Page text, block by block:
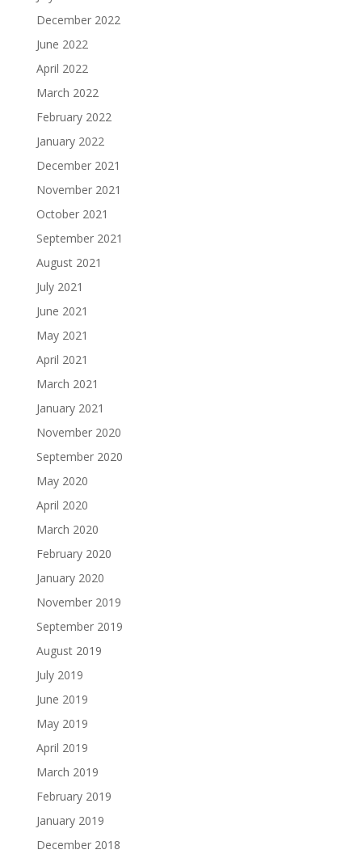
December 2022
June 2022
April 2022
March 2022
February 2022
January 2022
December 2021
November 2021
October 2021
September 2021
August 2021
July 2021
June 2021
May 2021
April 2021
March 2021
January 2021
November 2020
September 2020
May 2020
April 2020
March 2020
February 2020
January 2020
November 2019
September 2019
August 2019
July 2019
June 2019
May 2019
April 2019
March 2019
February 2019
January 2019
December 2018